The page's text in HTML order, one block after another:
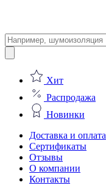
Поиск
товаров
Хит
Распродажа
Новинки
Доставка и оплата
Сертификаты
Отзывы
О компании
Контакты